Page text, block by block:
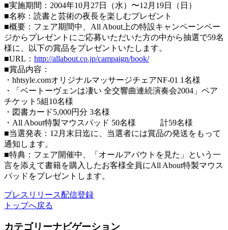
■実施期間：2004年10月27日（水）〜12月19日（日）
■名称：読書と芸術の夜長を楽しむプレゼント
■概要：フェア期間中、All About上の特設キャンペーンペー
ジからプレゼントにご応募いただいた方の中から抽選で59名
様に、以下の賞品をプレゼントいたします。
■URL： http://allabout.co.jp/campaign/book/
■賞品内容：
・hhtsyle.comオリジナルマッサージチェアNF-01 1名様
・「ベートーヴェンは凄い 全交響曲連続演奏会2004」ペア
チケット5組10名様
・図書カード5,000円分 3名様
・All About特製マウスパッド 50名様 計59名様
■当選発表：12月末日迄に、当選者には賞品の発送をもって
通知します。
■特典：フェア開催中、「オールアバウトを見た」という一
言を添えて書籍を購入したお客様全員にAll About特製マウス
パッドをプレゼントします。
プレスリリース配信登録
トップへ戻る
カテゴリーナビゲーション